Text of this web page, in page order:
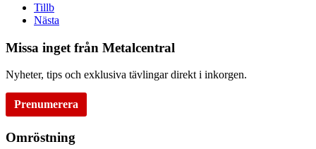
Tillb
Nästa
Missa inget från Metalcentral
Nyheter, tips och exklusiva tävlingar direkt i inkorgen.
Prenumerera
Omröstning